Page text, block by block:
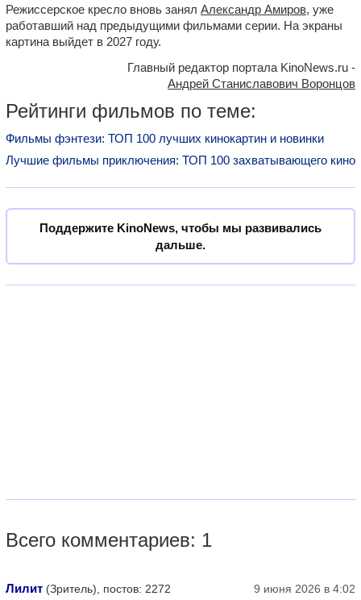
Режиссерское кресло вновь занял Александр Амиров, уже
работавший над предыдущими фильмами серии. На экраны
картина выйдет в 2027 году.
Главный редактор портала KinoNews.ru -
Андрей Станиславович Воронцов
Рейтинги фильмов по теме:
Фильмы фэнтези: ТОП 100 лучших кинокартин и новинки
Лучшие фильмы приключения: ТОП 100 захватывающего кино
Поддержите KinoNews, чтобы мы развивались
дальше.
Всего комментариев: 1
Лилит (Зритель), постов: 2272 9 июня 2026 в 4:02